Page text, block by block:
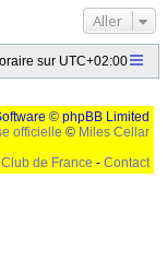
Aller
sur UTC+02:00
© phpBB Limited
officielle © Miles Cellar
de France - Contact